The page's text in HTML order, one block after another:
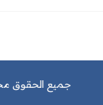
جميع الحقوق